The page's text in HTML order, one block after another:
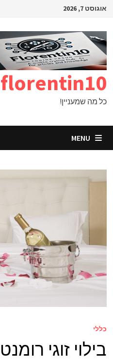
Skip
content
אוגוסט 7, 2026
florentin10
כל מה שמעניין!
MENU
כללי
בילוי זוגי